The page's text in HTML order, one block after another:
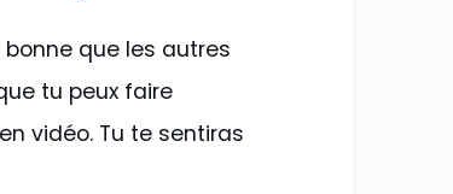
que les autres
tu peux faire
vidéo. Tu te sentiras